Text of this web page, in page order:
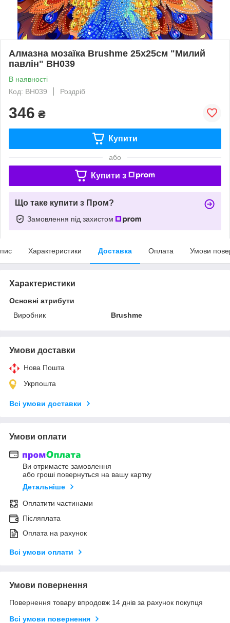
Алмазна мозаїка Brushme 25x25см "Милий
павлін" BH039
В наявності
Код: BH039
Роздріб
346 ₴
Купити
або
Купити з
Що таке купити з Пром?
Замовлення під захистом
Характеристики Доставка Оплата Умови
Характеристики
Основні атрибути
Виробник
Brushme
Умови доставки
Нова Пошта
Укрпошта
Всі умови доставки
Умови оплати
Ви отримаєте замовлення
або гроші повернуться на вашу картку
Детальніше
Оплатити частинами
Післяплата
Оплата на рахунок
Всі умови оплати
Умови повернення
Повернення товару впродовж 14 днів за рахунок покупця
Всі умови повернення